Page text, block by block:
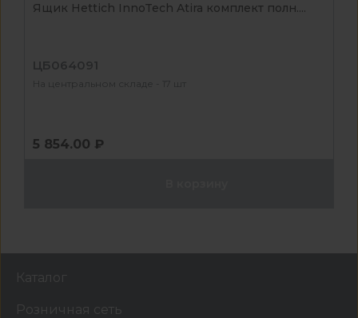
Ящик Hettich InnoTech Atira комплект полн....
ЦБ064091
На центральном складе - 17 шт
5 854.00 ₽
Каталог
Розничная сеть